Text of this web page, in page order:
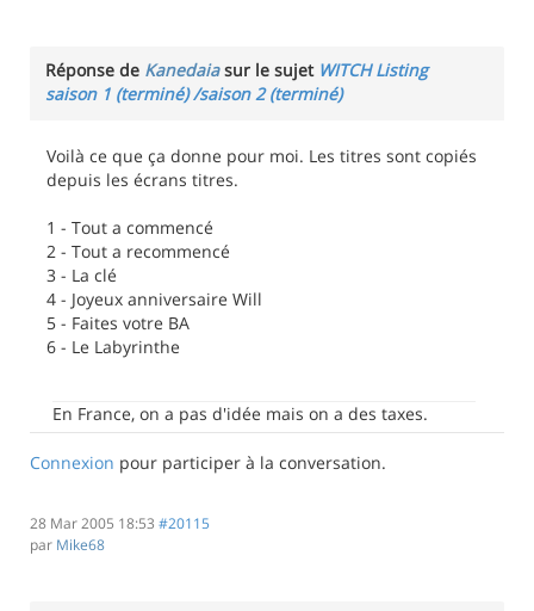
Réponse de Kanedaiasur le sujet WITCH Listing
saison 1 (terminé) /saison 2 (terminé)
Voilà ce que ça donne pour moi. Les titres sont copiés
depuis les écrans titres.
1 - Tout a commencé
2 - Tout a recommencé
3 - La clé
4 - Joyeux anniversaire Will
5 - Faites votre BA
6 - Le Labyrinthe
En France, on a pas d'idée mais on a des taxes.
Connexion pour participer à la conversation.
28 Mar 2005 18:53 #20115
par Mike68